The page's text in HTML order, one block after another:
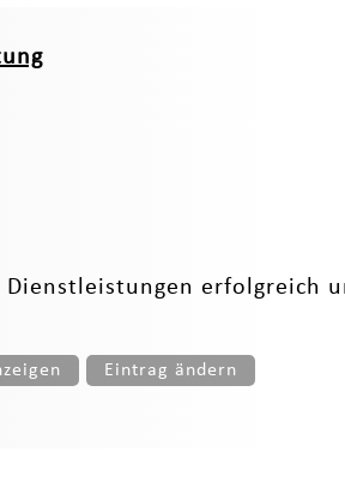
erfolgreich
Eintrag ändern